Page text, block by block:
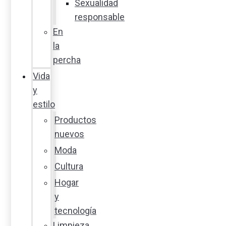
Sexualidad
responsable
En
la
percha
Vida
y
estilo
Productos
nuevos
Moda
Cultura
Hogar
y
tecnología